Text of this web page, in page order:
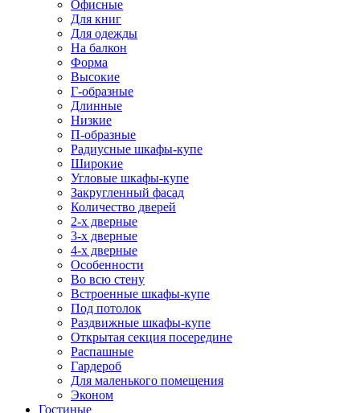
Офисные
Для книг
Для одежды
На балкон
Форма
Высокие
Г-образные
Длинные
Низкие
П-образные
Радиусные шкафы-купе
Широкие
Угловые шкафы-купе
Закругленный фасад
Количество дверей
2-х дверные
3-х дверные
4-х дверные
Особенности
Во всю стену
Встроенные шкафы-купе
Под потолок
Раздвижные шкафы-купе
Открытая секция посередине
Распашные
Гардероб
Для маленького помещения
Эконом
Гостиные